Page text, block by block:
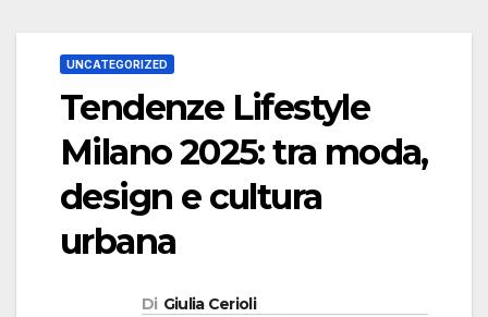
UNCATEGORIZED
Tendenze Lifestyle
Milano 2025: tra moda,
design e cultura
urbana
Di Giulia Cerioli